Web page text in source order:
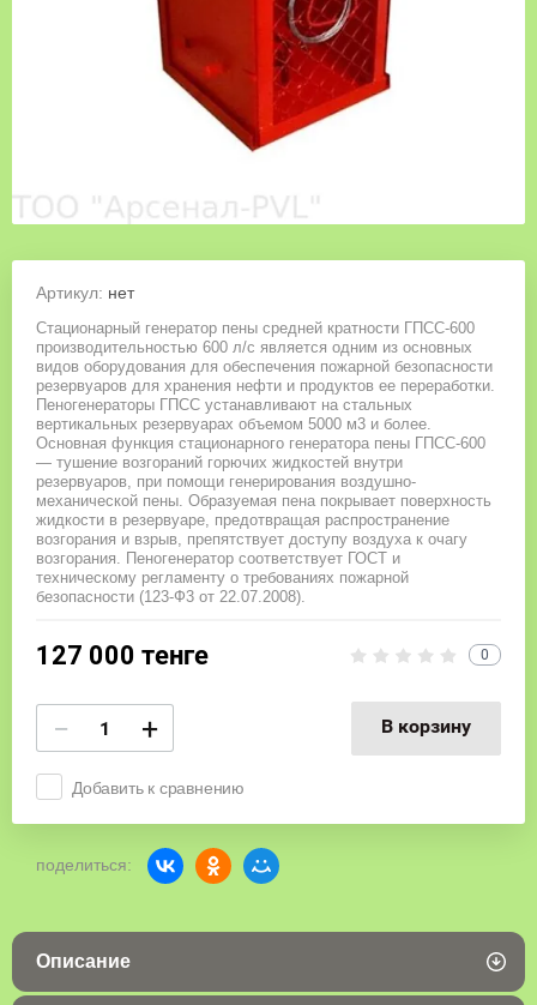
Артикул: нет
Cтационарный генератор пены средней кратности ГПСС-600
производительностью 600 л/с является одним из основных
видов оборудования для обеспечения пожарной безопасности
резервуаров для хранения нефти и продуктов ее переработки.
Пеногенераторы ГПСС устанавливают на стальных
вертикальных резервуарах объемом 5000 м3 и более.
Основная функция стационарного генератора пены ГПСС-600
— тушение возгораний горючих жидкостей внутри
резервуаров, при помощи генерирования воздушно-
механической пены. Образуемая пена покрывает поверхность
жидкости в резервуаре, предотвращая распространение
возгорания и взрыв, препятствует доступу воздуха к очагу
возгорания. Пеногенератор соответствует ГОСТ и
техническому регламенту о требованиях пожарной
безопасности (123-Ф3 от 22.07.2008).
127 000 тенге 0
− + В корзину
Добавить к сравнению
поделиться:
Описание